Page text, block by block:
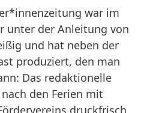
war im
unter der Anleitung von
und hat neben der
produziert, den man
Das redaktionelle
den Ferien mit